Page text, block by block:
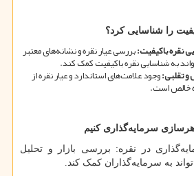
را شناسایی کرد؟
نقره باکیفیت:بررسی عیار نقره و نشانههای معتبر
به شناسایی نقره باکیفیت کمک کند.
و تقلبی:وجود علامتهای استاندارد و عیار نقره از
خالص است.
سرمایهگذاری کنیم
گذاری در نقره: بررسی بازار و تحلیل
تواند به سرمایهگذاران کمک کند.